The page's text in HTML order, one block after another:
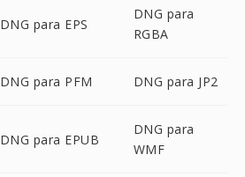
DNG para EPS
DNG para
RGBA
DNG para PFM DNG para JP2
DNG para EPUB
DNG para
WMF